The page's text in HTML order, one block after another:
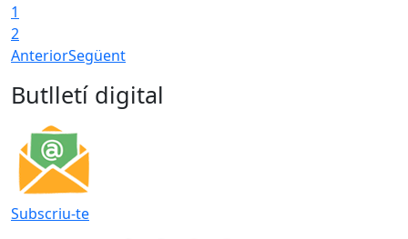
1
2
AnteriorSegüent
Butlletí digital
Subscriu-te